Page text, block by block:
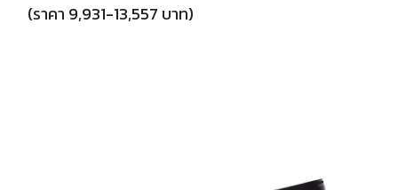
(ราคา 9,931-13,557 บาท)